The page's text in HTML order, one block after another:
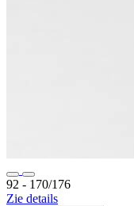
92 ‐ 170/176
Zie details